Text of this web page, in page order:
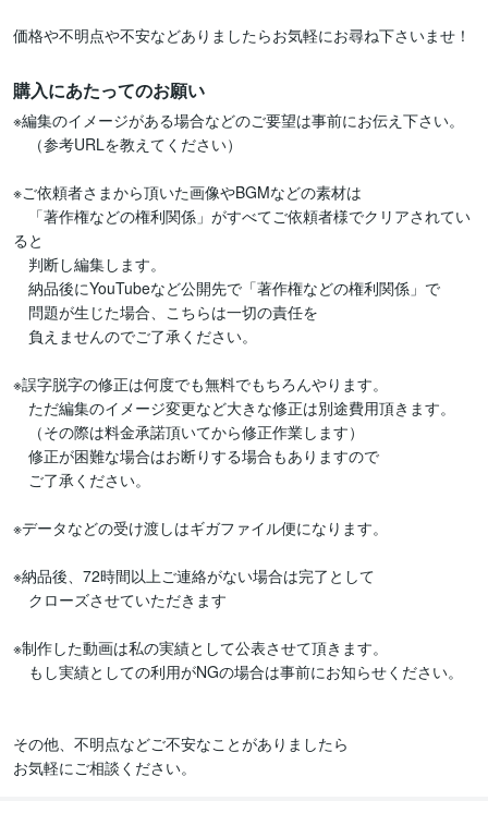
価格や不明点や不安などありましたらお気軽にお尋ね下さいませ！
購入にあたってのお願い
※編集のイメージがある場合などのご要望は事前にお伝え下さい。
（参考URLを教えてください）
※ご依頼者さまから頂いた画像やBGMなどの素材は
「著作権などの権利関係」がすべてご依頼者様でクリアされてい
ると
判断し編集します。
納品後にYouTubeなど公開先で「著作権などの権利関係」で
問題が生じた場合、こちらは一切の責任を
負えませんのでご了承ください。
※誤字脱字の修正は何度でも無料でもちろんやります。
ただ編集のイメージ変更など大きな修正は別途費用頂きます。
（その際は料金承諾頂いてから修正作業します）
修正が困難な場合はお断りする場合もありますので
ご了承ください。
※データなどの受け渡しはギガファイル便になります。
※納品後、72時間以上ご連絡がない場合は完了として
クローズさせていただきます
※制作した動画は私の実績として公表させて頂きます。
もし実績としての利用がNGの場合は事前にお知らせください。
その他、不明点などご不安なことがありましたら
お気軽にご相談ください。